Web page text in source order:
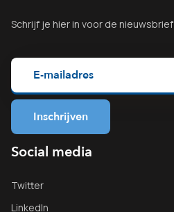
Schrijf je hierin voor de nieuwsbrief
Social media
Twitter
LinkedIn